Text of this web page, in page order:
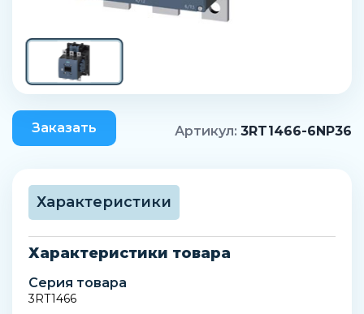
Заказать Артикул: 3RT1466-6NP36
Характеристики
Характеристики товара
Серия товара
3RT1466